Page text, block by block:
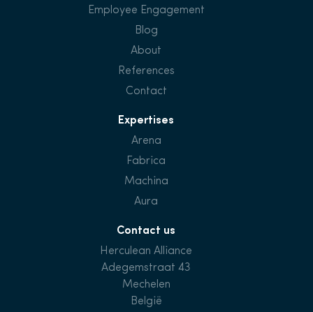
Employee Engagement
Blog
About
References
Contact
Expertises
Arena
Fabrica
Machina
Aura
Contact us
Herculean Alliance
Adegemstraat 43
Mechelen
België